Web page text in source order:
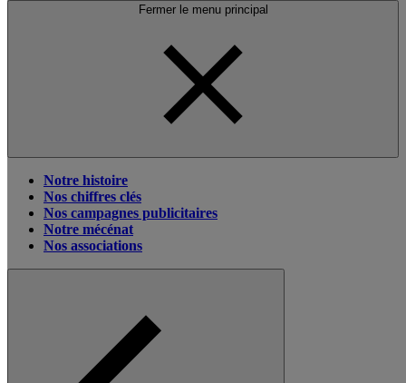
Fermer le menu principal
Notre histoire
Nos chiffres clés
Nos campagnes publicitaires
Notre mécénat
Nos associations